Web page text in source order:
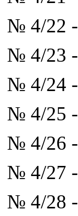
№ 4/22 -
№ 4/23 -
№ 4/24 -
№ 4/25 -
№ 4/26 -
№ 4/27 -
№ 4/28 -